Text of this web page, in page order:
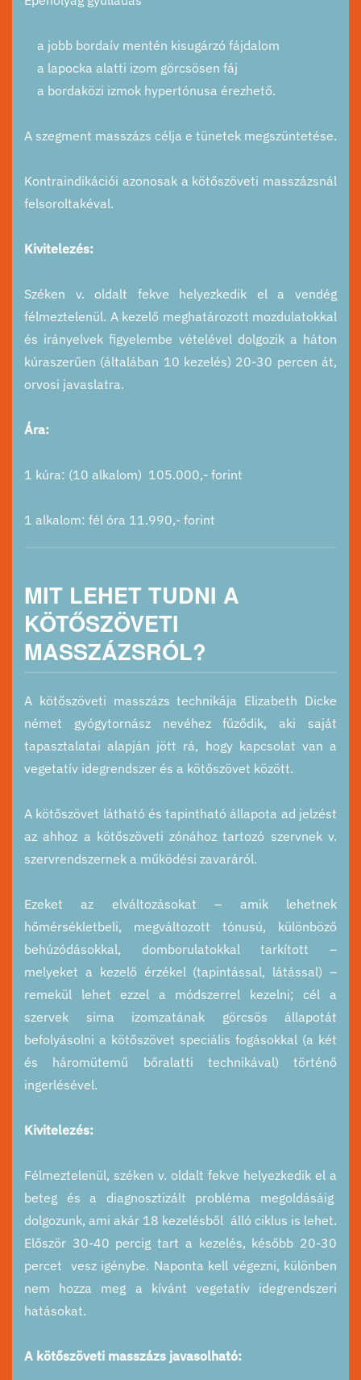
a jobb bordaív mentén kisugárzó fájdalom
a lapocka alatti izom görcsösen fáj
a bordaközi izmok hypertónusa érezhető.
A szegment masszázs célja e tünetek megszüntetése.
Kontraindikációi azonosak a kötőszöveti masszázsnál
felsoroltakéval.
Kivitelezés:
Széken v. oldalt fekve helyezkedik el a vendég
félmeztelenül. A kezelő meghatározott mozdulatokkal
és irányelvek figyelembe vételével dolgozik a háton
kúraszerűen (általában 10 kezelés) 20-30 percen át,
orvosi javaslatra.
Ára:
1 kúra: (10 alkalom) 105.000,- forint
1 alkalom: fél óra 11.990,- forint
MIT LEHET TUDNI A
KÖTŐSZÖVETI
MASSZÁZSRÓL?
A kötőszöveti masszázs technikája Elizabeth Dicke
német gyógytornász nevéhez fűződik, aki saját
tapasztalatai alapján jött rá, hogy kapcsolat van a
vegetatív idegrendszer és a kötőszövet között.
A kötőszövet látható és tapintható állapota ad jelzést
az ahhoz a kötőszöveti zónához tartozó szervnek v.
szervrendszernek a működési zavaráról.
Ezeket az elváltozásokat – amik lehetnek
hőmérsékletbeli, megváltozott tónusú, különböző
behúzódásokkal, domborulatokkal tarkított –
melyeket a kezelő érzékel (tapintással, látással) –
remekül lehet ezzel a módszerrel kezelni; cél a
szervek sima izomzatának görcsös állapotát
befolyásolni a kötőszövet speciális fogásokkal (a két
és háromütemű bőralatti technikával) történő
ingerlésével.
Kivitelezés:
Félmeztelenül, széken v. oldalt fekve helyezkedik el a
beteg és a diagnosztizált probléma megoldásáig
dolgozunk, ami akár 18 kezelésből álló ciklus is lehet.
Először 30-40 percig tart a kezelés, később 20-30
percet vesz igénybe. Naponta kell végezni, különben
nem hozza meg a kívánt vegetatív idegrendszeri
hatásokat.
A kötőszöveti masszázs javasolható: